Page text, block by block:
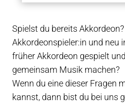
Spielst du bereits
Akkordeonspieler:in und neu
früher Akkordeon gespielt
gemeinsam Musik machen?
Wenn du eine dieser Fragen
kannst, dann bist du bei uns